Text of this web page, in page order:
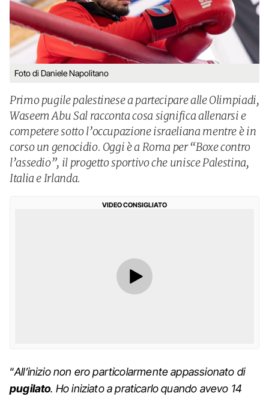
Foto di Daniele Napolitano
Primo pugile palestinese a partecipare alle Olimpiadi,
Waseem Abu Sal racconta cosa significa allenarsi e
competere sotto l’occupazione israeliana mentre è in
corso un genocidio. Oggi è a Roma per “Boxe contro
l’assedio”, il progetto sportivo che unisce Palestina,
Italia e Irlanda.
VIDEO CONSIGLIATO
“All’inizio non ero particolarmente appassionato di
pugilato. Ho iniziato a praticarlo quando avevo 14